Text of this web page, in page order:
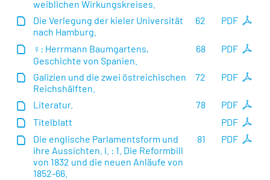
weiblichen Wirkungskreises.
PDF
62
Die Verlegung der kieler Universität
nach Hamburg.
PDF
68
♀: Herrmann Baumgartens,
Geschichte von Spanien.
PDF
72
Galizien und die zwei östreichischen
Reichshälften.
PDF
78
Literatur.
PDF
Titelblatt
PDF
81
Die englische Parlamentsform und
ihre Aussichten. I. : 1. Die Reformbill
von 1832 und die neuen Anläufe von
1852-66.